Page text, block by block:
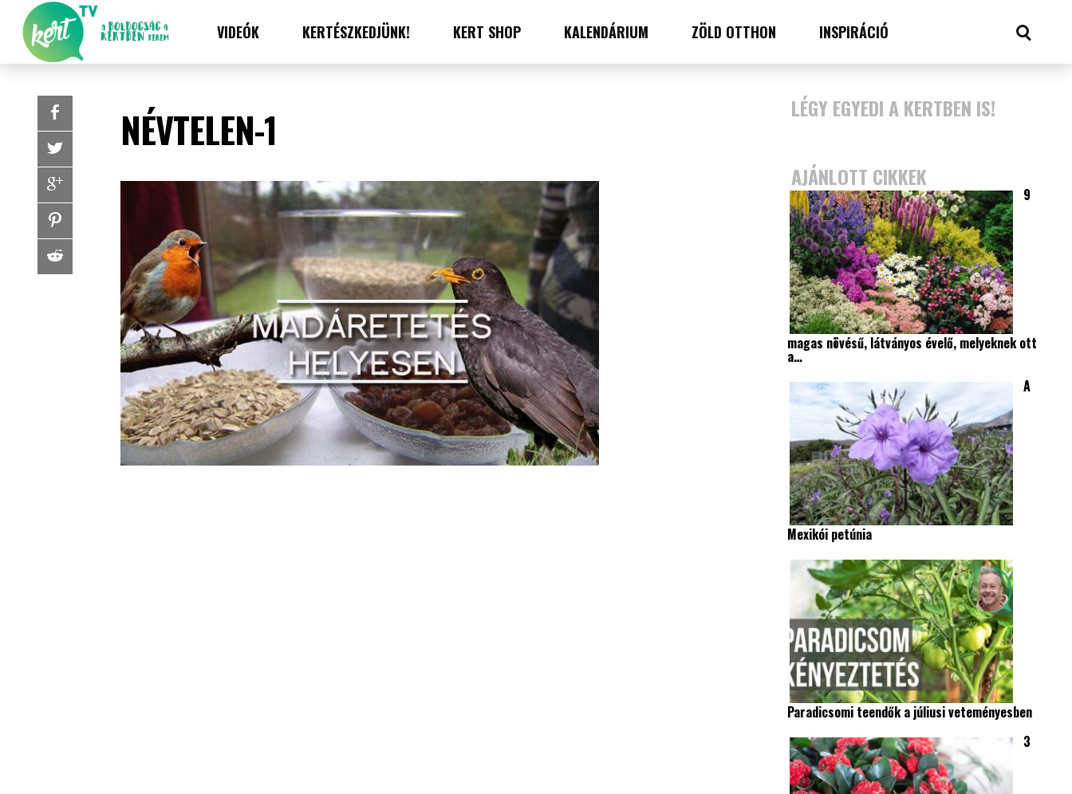
VIDEÓK KERTÉSZKEDJÜNK! KERT SHOP KALENDÁRIUM ZÖLD OTTHON INSPIRÁCIÓ
NÉVTELEN-1 LÉGY EGYEDI A KERTBEN IS!
AJÁNLOTT CIKKEK
9
magas növésű, látványos évelő, melyeknek ott
a…
A
Mexikói petúnia
Paradicsomi teendők a júliusi veteményesben
3